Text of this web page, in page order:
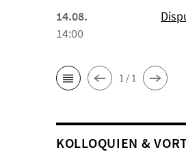
14.08.
14:00
1 / 1
KOL­LO­QUIEN &